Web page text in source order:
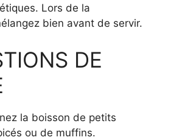
Lors de la
bien avant de servir.
DE
la boisson de petits
ou de muffins.